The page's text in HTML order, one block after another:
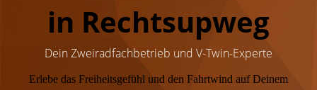
in Rechtsupweg
Dein Zweirad­fach­betrieb und V-Twin-Experte
Erlebe das Freiheitsgefühl und den Fahrtwind auf Deinem